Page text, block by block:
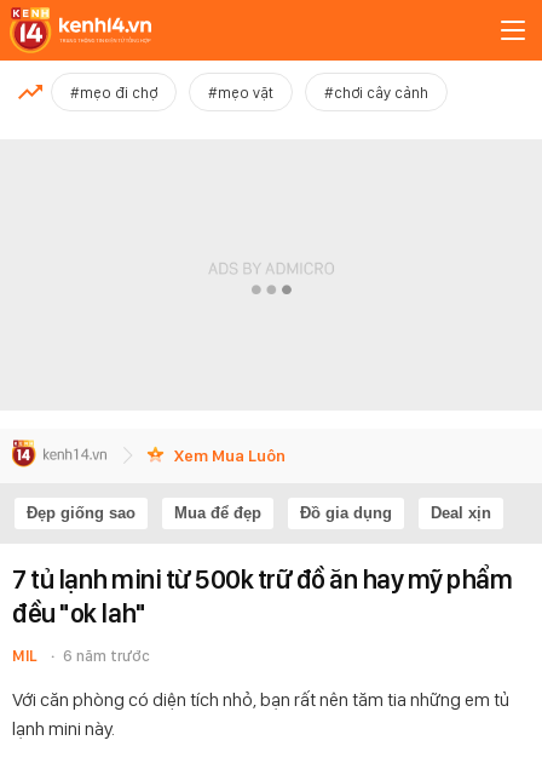
MỚI NHẤT
#mẹo đi chợ #mẹo vặt #chơi cây cảnh
Xem Mua Luôn
Đẹp giống sao Mua để đẹp Đồ gia dụng Deal xịn
7 tủ lạnh mini từ 500k trữ đồ ăn hay mỹ phẩm
đều "ok lah"
MIL 6 năm trước
Với căn phòng có diện tích nhỏ, bạn rất nên tăm tia những em tủ
lạnh mini này.